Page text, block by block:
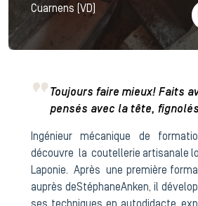
Cuarnens (VD)
Toujours faire mieux! Faits
pensés avec la tête,
Ingénieur mécanique de
découvre la coutellerie artisanale
Laponie. Après une première
auprès de Stéphane Anken, il